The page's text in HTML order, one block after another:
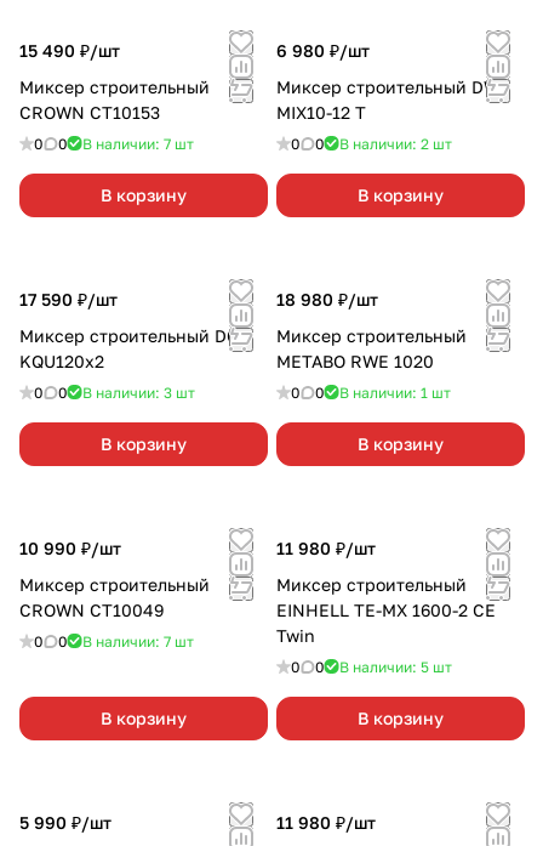
15 490 ₽/шт
Миксер строительный
CROWN CT10153
0 0 В наличии: 7 шт
В корзину
6 980 ₽/шт
Миксер строительный DWT
MIX10-12 T
0 0 В наличии: 2 шт
В корзину
17 590 ₽/шт
Миксер строительный DCK
KQU120х2
0 0 В наличии: 3 шт
В корзину
18 980 ₽/шт
Миксер строительный
METABO RWE 1020
0 0 В наличии: 1 шт
В корзину
10 990 ₽/шт
Миксер строительный
CROWN СТ10049
0 0 В наличии: 7 шт
В корзину
11 980 ₽/шт
Миксер строительный
EINHELL TE-MX 1600-2 CE
Twin
0 0 В наличии: 5 шт
В корзину
5 990 ₽/шт
11 980 ₽/шт